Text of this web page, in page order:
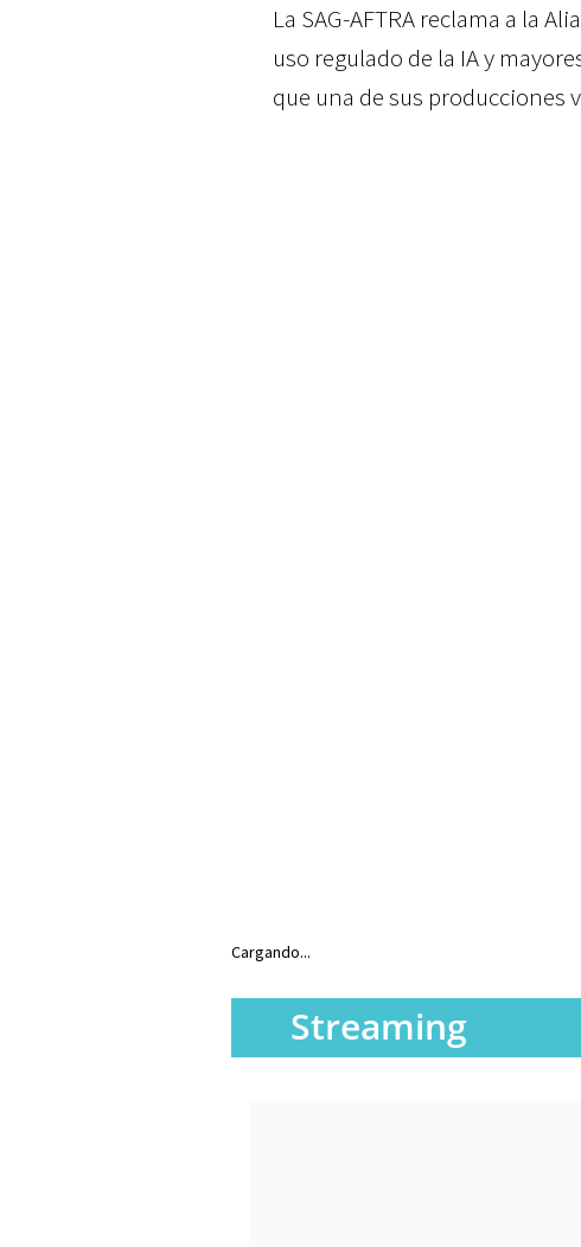
La SAG-AFTRA reclama a la
uso regulado de la IA y
que una de sus producciones
Cargando...
Streaming